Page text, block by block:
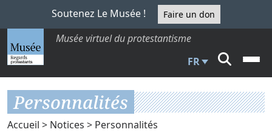
Soutenez Le Musée ! Faire un don
Musée virtuel du protestantisme
FR
Personnalités
Accueil > Notices > Personnalités